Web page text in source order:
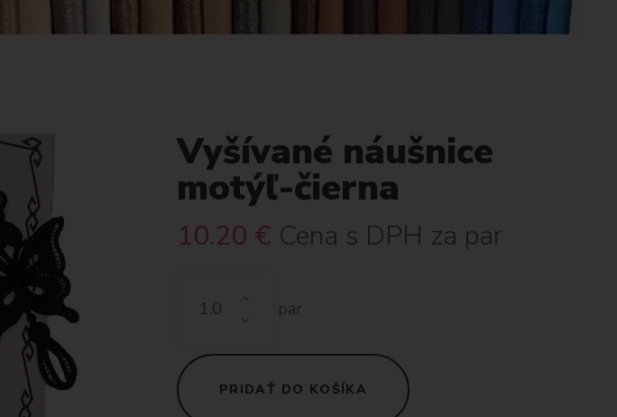
Vyšívané náušnice
motýľ-čierna
10.20 € Cena s DPH za par
par
PRIDAŤ DO KOŠÍKA